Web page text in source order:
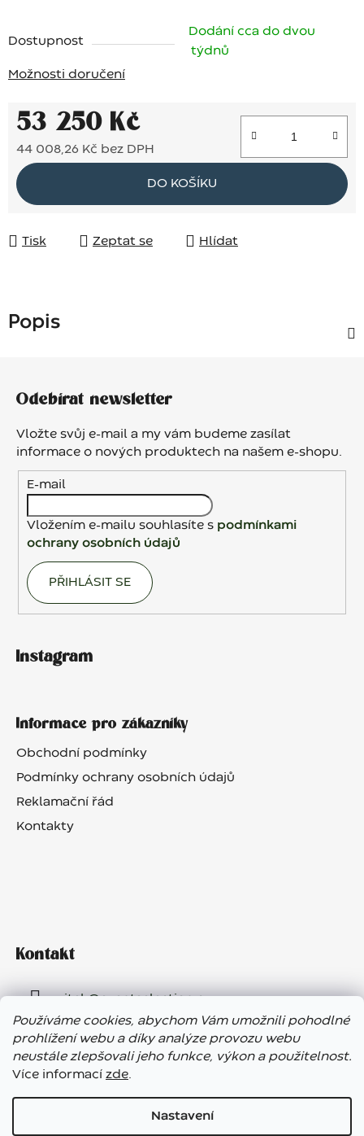
Používáme cookies, abychom Vám umožnili pohodlné
prohlížení webu a díky analýze provozu webu
neustále zlepšovali jeho funkce, výkon a použitelnost.
Více informací zde.
Nastavení
Dostupnost
Dodání cca do dvou
týdnů
Možnosti doručení
53 250 Kč
44 008,26 Kč bez DPH
Měrná cena:
DO KOŠÍKU
Tisk Zeptat se Hlídat
Popis
Odebírat newsletter
Vložte svůj e-mail a my vám budeme zasílat
informace o nových produktech na našem e-shopu.
E-mail
Vložením e-mailu souhlasíte s podmínkami
ochrany osobních údajů
PŘIHLÁSIT SE
Instagram
Informace pro zákazníky
Obchodní podmínky
Podmínky ochrany osobních údajů
Reklamační řád
Kontakty
Kontakt
vitek@eventselection.cz
+420 602 410 657